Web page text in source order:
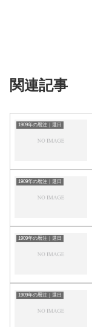
関連記事
1909年の暦注｜選日
1909年の暦注｜選日
1909年の暦注｜選日
1909年の暦注｜選日